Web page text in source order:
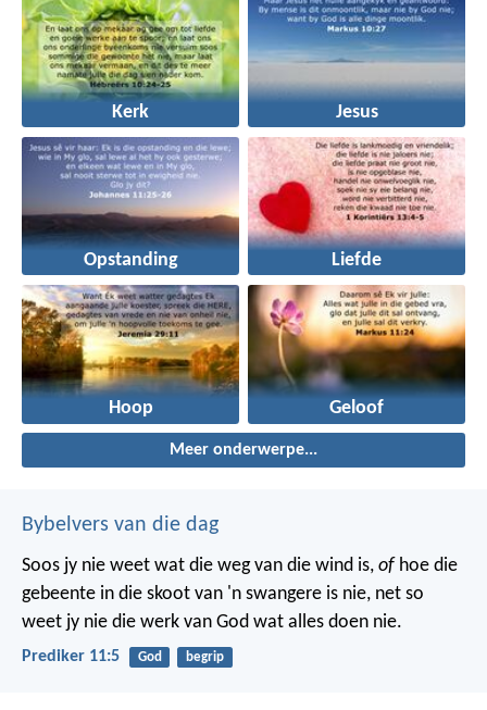
Kerk Jesus
Opstanding Liefde
Hoop Geloof
Meer onderwerpe...
Bybelvers van die dag
Soos jy nie weet wat die weg van die wind is, of hoe die
gebeente in die skoot van 'n swangere is nie, net so
weet jy nie die werk van God wat alles doen nie.
Prediker 11:5 God begrip